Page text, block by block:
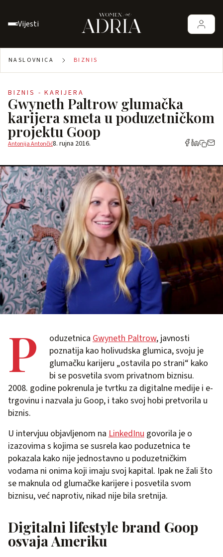
Vijesti
NASLOVNICA BIZNIS
BIZNIS - KARIJERA
Gwyneth Paltrow glumačka
karijera smeta u poduzetničkom
projektu Goop
Antonija Antončić8. rujna 2016.
P oduzetnica Gwyneth Paltrow, javnosti
poznatija kao holivudska glumica, svoju je
glumačku karijeru „ostavila po strani“ kako
bi se posvetila svom privatnom biznisu.
2008. godine pokrenula je tvrtku za digitalne medije i e-
trgovinu i nazvala ju Goop, i tako svoj hobi pretvorila u
biznis.
U intervjuu objavljenom na LinkedInu govorila je o
izazovima s kojima se susrela kao poduzetnica te
pokazala kako nije jednostavno u poduzetničkim
vodama ni onima koji imaju svoj kapital. Ipak ne žali što
se maknula od glumačke karijere i posvetila svom
biznisu, već naprotiv, nikad nije bila sretnija.
Digitalni lifestyle brand Goop
osvaja Ameriku